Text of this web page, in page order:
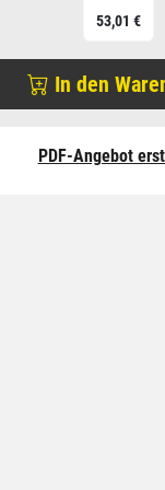
53,01 €
In den
PDF-Angebot